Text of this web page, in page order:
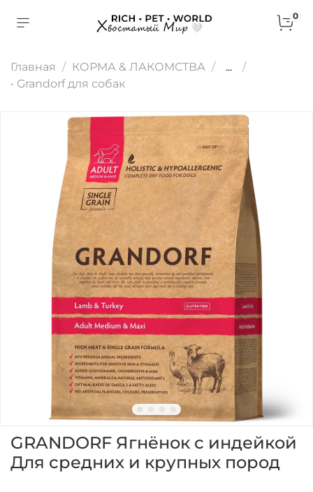
0
Главная КОРМА & ЛАКОМСТВА
...
• Grandorf для собак
GRANDORF Ягнёнок с индейкой
Для средних и крупных пород